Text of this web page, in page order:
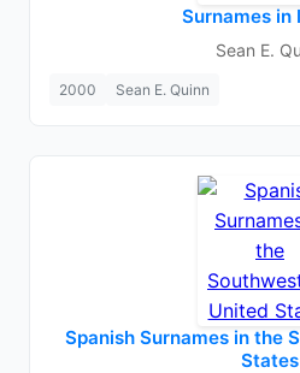
Surnames in
Sean E.
2000 Sean E. Quinn
Spanish Surnames in the
States